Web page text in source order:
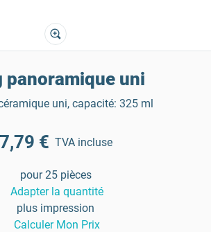
panoramique uni
uni, capacité: 325 ml
7,79 € TVA incluse
pour 25 pièces
Adapter la quantité
plus impression
Calculer Mon Prix